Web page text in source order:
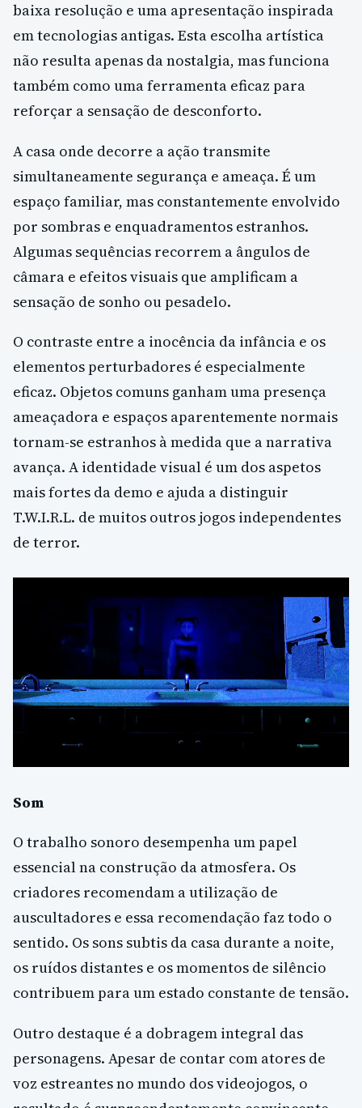
baixa resolução e uma apresentação inspirada
em tecnologias antigas. Esta escolha artística
não resulta apenas da nostalgia, mas funciona
também como uma ferramenta eficaz para
reforçar a sensação de desconforto.
A casa onde decorre a ação transmite
simultaneamente segurança e ameaça. É um
espaço familiar, mas constantemente envolvido
por sombras e enquadramentos estranhos.
Algumas sequências recorrem a ângulos de
câmara e efeitos visuais que amplificam a
sensação de sonho ou pesadelo.
O contraste entre a inocência da infância e os
elementos perturbadores é especialmente
eficaz. Objetos comuns ganham uma presença
ameaçadora e espaços aparentemente normais
tornam-se estranhos à medida que a narrativa
avança. A identidade visual é um dos aspetos
mais fortes da demo e ajuda a distinguir
T.W.I.R.L. de muitos outros jogos independentes
de terror.
Som
O trabalho sonoro desempenha um papel
essencial na construção da atmosfera. Os
criadores recomendam a utilização de
auscultadores e essa recomendação faz todo o
sentido. Os sons subtis da casa durante a noite,
os ruídos distantes e os momentos de silêncio
contribuem para um estado constante de tensão.
Outro destaque é a dobragem integral das
personagens. Apesar de contar com atores de
voz estreantes no mundo dos videojogos, o